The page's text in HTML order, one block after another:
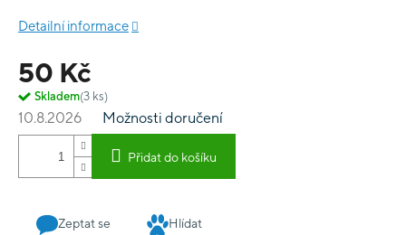
50 Kč
Skladem(3 ks)
10.8.2026 Možnosti doručení
Přidat do košíku
Detailní informace
Zeptat se Hlídat